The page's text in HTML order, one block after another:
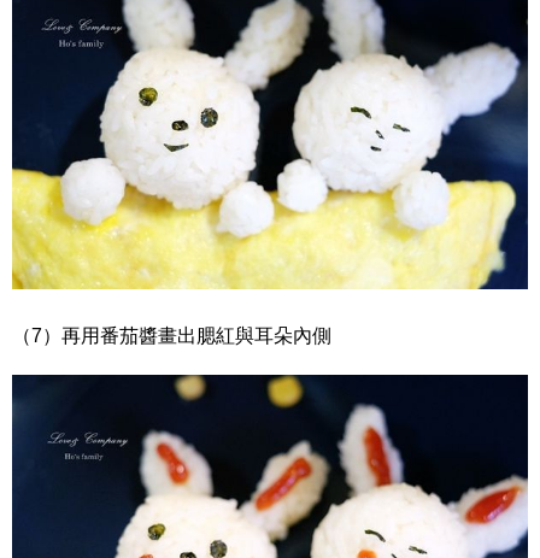
（7）再用番茄醬畫出腮紅與耳朵內側